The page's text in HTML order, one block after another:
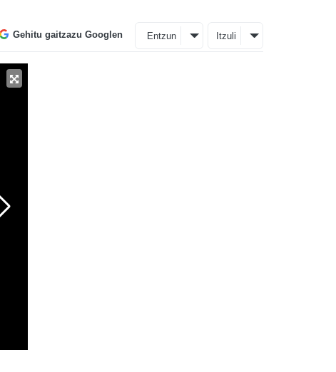
Gehitu gaitzazu Googlen Entzun Itzuli